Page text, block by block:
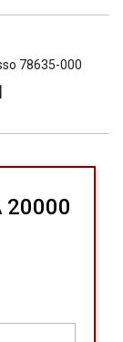
78635-000
20000